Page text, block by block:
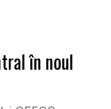
în noul